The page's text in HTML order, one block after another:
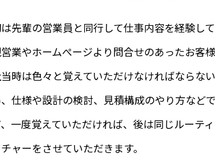
先輩の営業員と同行して仕事内容を経験し
業やホームぺージより問合せのあったお客
時は色々と覚えていただけなければならな
仕様や設計の検討、見積構成のやり方などで
一度覚えていただければ、後は同じルーテ
ャーをさせていただきます。